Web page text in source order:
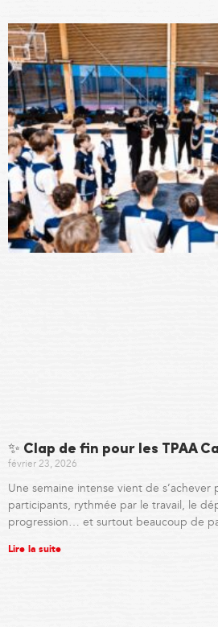
✨ Clap de fin pour les TPAA
février 23, 2026
Une semaine intense vient de s’achever
participants, rythmée par le travail, le
progression… et surtout beaucoup de
Lire la suite